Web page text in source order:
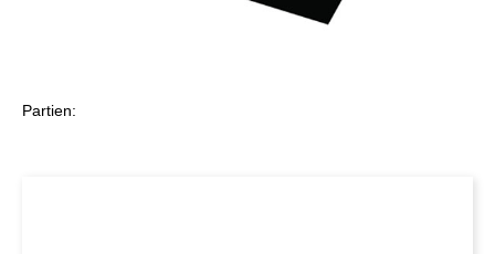
Partien: